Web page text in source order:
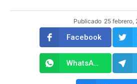
Publicado 25 febrero,
Facebook
WhatsApp